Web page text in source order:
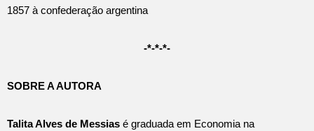
1857 à confederação argentina
-*-*-*-
SOBRE A AUTORA
Talita Alves de Messias é graduada em Economia na